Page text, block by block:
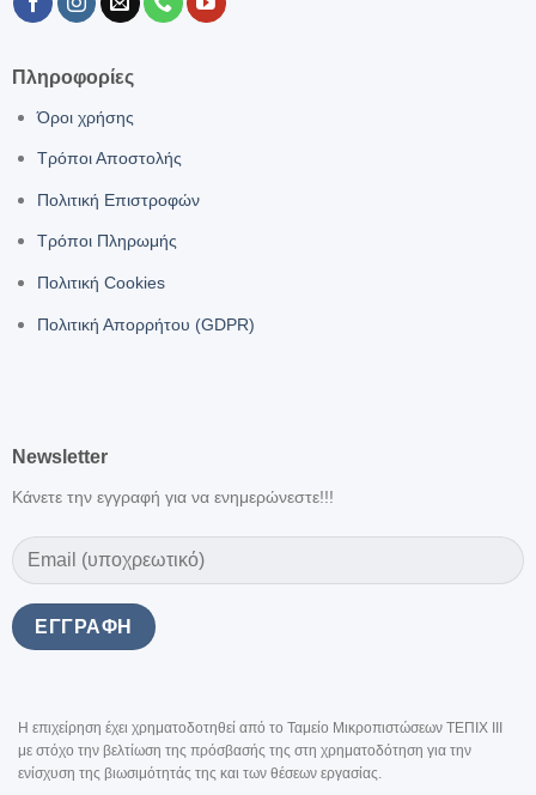
Πληροφορίες
Όροι χρήσης
Τρόποι Αποστολής
Πολιτική Επιστροφών
Τρόποι Πληρωμής
Πολιτική Cookies
Πολιτική Απορρήτου (GDPR)
Newsletter
Κάνετε την εγγραφή για να ενημερώνεστε!!!
Η επιχείρηση έχει χρηματοδοτηθεί από το Ταμείο Μικροπιστώσεων ΤΕΠΙΧ III
με στόχο την βελτίωση της πρόσβασής της στη χρηματοδότηση για την
ενίσχυση της βιωσιμότητάς της και των θέσεων εργασίας.